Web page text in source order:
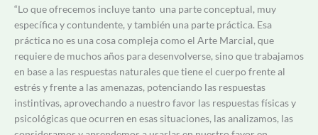
“Lo que ofrecemos incluye tanto una parte conceptual, muy
específica y contundente, y también una parte práctica. Esa
práctica no es una cosa compleja como el Arte Marcial, que
requiere de muchos años para desenvolverse, sino que trabajamos
en base a las respuestas naturales que tiene el cuerpo frente al
estrés y frente a las amenazas, potenciando las respuestas
instintivas, aprovechando a nuestro favor las respuestas físicas y
psicológicas que ocurren en esas situaciones, las analizamos, las